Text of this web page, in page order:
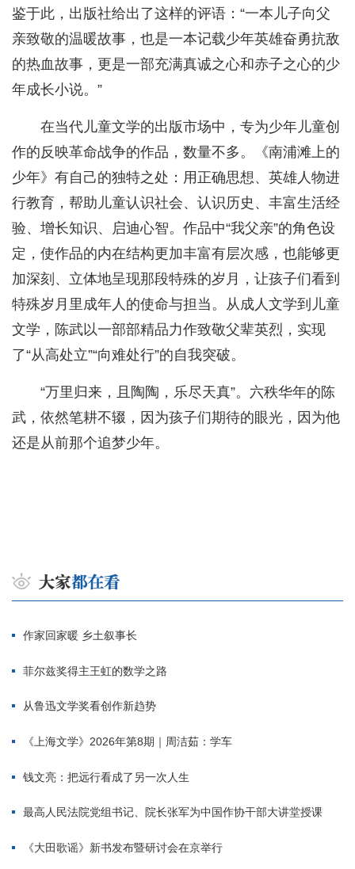
鉴于此，出版社给出了这样的评语：“一本儿子向父
亲致敬的温暖故事，也是一本记载少年英雄奋勇抗敌
的热血故事，更是一部充满真诚之心和赤子之心的少
年成长小说。”
在当代儿童文学的出版市场中，专为少年儿童创
作的反映革命战争的作品，数量不多。《南浦滩上的
少年》有自己的独特之处：用正确思想、英雄人物进
行教育，帮助儿童认识社会、认识历史、丰富生活经
验、增长知识、启迪心智。作品中“我父亲”的角色设
定，使作品的内在结构更加丰富有层次感，也能够更
加深刻、立体地呈现那段特殊的岁月，让孩子们看到
特殊岁月里成年人的使命与担当。从成人文学到儿童
文学，陈武以一部部精品力作致敬父辈英烈，实现
了“从高处立”“向难处行”的自我突破。
“万里归来，且陶陶，乐尽天真”。六秩华年的陈
武，依然笔耕不辍，因为孩子们期待的眼光，因为他
还是从前那个追梦少年。
作家回家暖 乡土叙事长
菲尔兹奖得主王虹的数学之路
从鲁迅文学奖看创作新趋势
《上海文学》2026年第8期｜周洁茹：学车
钱文亮：把远行看成了另一次人生
最高人民法院党组书记、院长张军为中国作协干部大讲堂授课
《大田歌谣》新书发布暨研讨会在京举行